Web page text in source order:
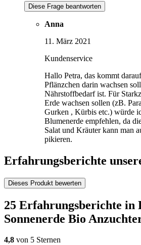
Diese Frage beantworten
Anna
11. März 2021
Kundenservice
Hallo Petra, das kommt
Pflänzchen darin wachsen
Nährstoffbedarf ist. Für
Erde wachsen sollen (zB.
Gurken , Kürbis etc.) würde
Blumenerde empfehlen, da
Salat und Kräuter kann man
pikieren.
Erfahrungsberichte
Dieses Produkt bewerten
25 Erfahrungsberichte in
Sonnenerde Bio
4,8 von 5 Sternen